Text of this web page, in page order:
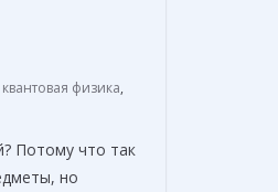
квантовая физика,
Потому что так
но